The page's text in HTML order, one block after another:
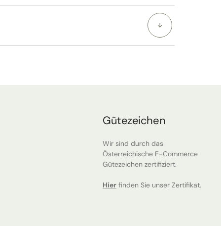
Gütezeichen
Wir sind durch das
Österreichische E-Commerce
Gütezeichen zertifiziert.
Hierfinden Sie unser Zertifikat.